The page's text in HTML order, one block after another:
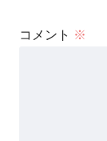
コメント ※